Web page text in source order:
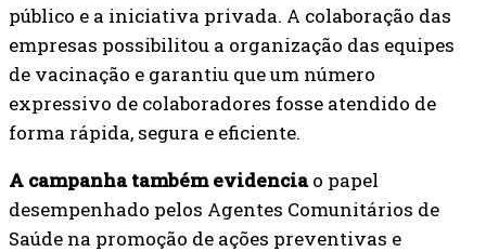
público e a iniciativa privada. A colaboração das
empresas possibilitou a organização das equipes
de vacinação e garantiu que um número
expressivo de colaboradores fosse atendido de
forma rápida, segura e eficiente.
A campanha também evidenciao papel
desempenhado pelos Agentes Comunitários de
Saúde na promoção de ações preventivas e